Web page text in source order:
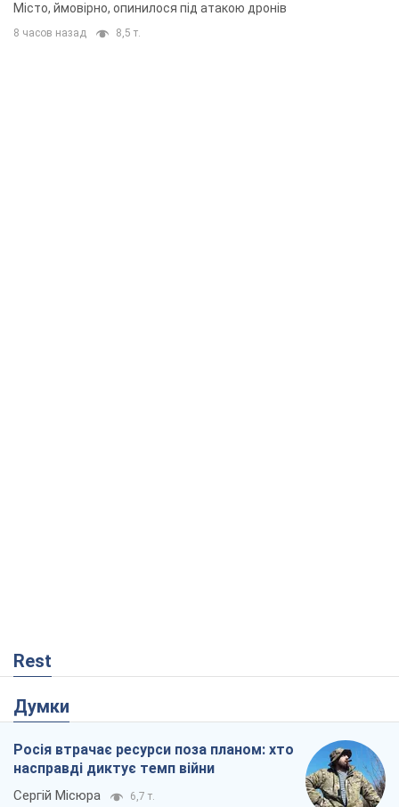
Місто, ймовірно, опинилося під атакою дронів
8 часов назад 8,5 т.
Rest
Думки
Росія втрачає ресурси поза планом: хто
насправді диктує темп війни
Сергій Місюра 6,7 т.